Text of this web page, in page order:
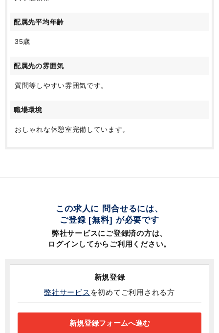
配属先平均年齢
35歳
配属先の雰囲気
質問等しやすい雰囲気です。
職場環境
おしゃれな休憩室完備しています。
この求人に 問合せるには、
ご登録 [無料] が必要です
弊社サービスにご登録済の方は、
ログインしてからご利用ください。
新規登録
弊社サービス を初めてご利用される方